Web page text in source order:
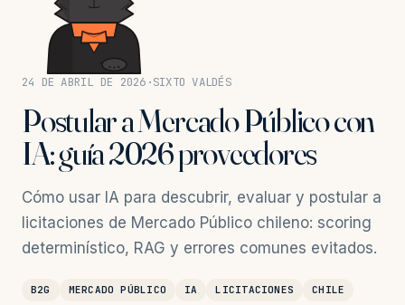
24 DE ABRIL DE 2026 ·SIXTO VALDÉS
Postular a Mercado Público con
IA: guía 2026 proveedores
Cómo usar IA para descubrir, evaluar y postular a
licitaciones de Mercado Público chileno: scoring
determinístico, RAG y errores comunes evitados.
B2G MERCADO PÚBLICO IA LICITACIONES CHILE